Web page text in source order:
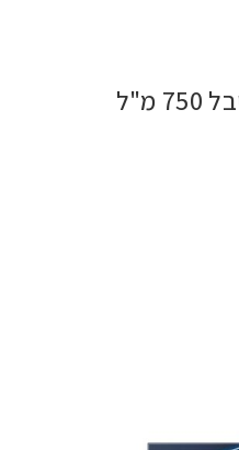
וויסקי ג'וני ווקר בלו לייבל 750 מ"ל